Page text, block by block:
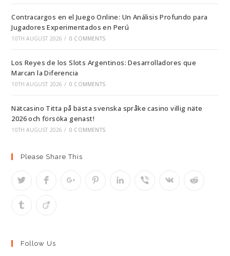
Contracargos en el Juego Online: Un Análisis Profundo para
Jugadores Experimentados en Perú
10TH AUGUST 2026 / 0 COMMENTS
Los Reyes de los Slots Argentinos: Desarrolladores que
Marcan la Diferencia
10TH AUGUST 2026 / 0 COMMENTS
Nätcasino Titta på bästa svenska språke casino villig näte
2026 och försöka genast!
10TH AUGUST 2026 / 0 COMMENTS
Please Share This
Follow Us